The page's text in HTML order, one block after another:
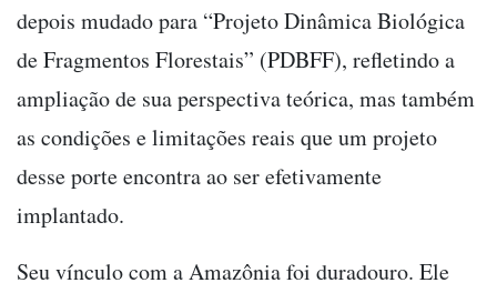
depois mudado para “Projeto Dinâmica Biológica
de Fragmentos Florestais” (PDBFF), refletindo a
ampliação de sua perspectiva teórica, mas também
as condições e limitações reais que um projeto
desse porte encontra ao ser efetivamente
implantado.
Seu vínculo com a Amazônia foi duradouro. Ele